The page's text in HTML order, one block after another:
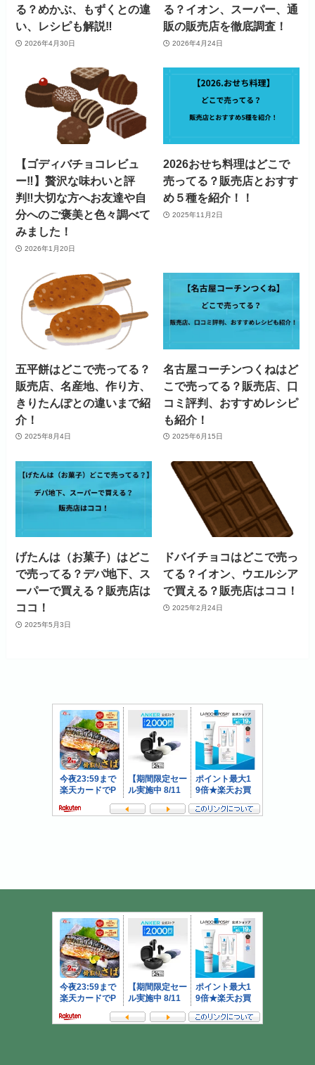
る？めかぶ、もずくとの違
い、レシピも解説‼
2026年4月30日
る？イオン、スーパー、通
販の販売店を徹底調査！
2026年4月24日
【ゴディバチョコレビュ
ー‼】贅沢な味わいと評
判‼大切な方へお友達や自
分へのご褒美と色々調べて
みました！
2026年1月20日
2026おせち料理はどこで
売ってる？販売店とおすす
め５種を紹介！！
2025年11月2日
五平餅はどこで売ってる？
販売店、名産地、作り方、
きりたんぽとの違いまで紹
介！
2025年8月4日
名古屋コーチンつくねはど
こで売ってる？販売店、口
コミ評判、おすすめレシピ
も紹介！
2025年6月15日
げたんは（お菓子）はどこ
で売ってる？デパ地下、ス
ーパーで買える？販売店は
ココ！
2025年5月3日
ドバイチョコはどこで売っ
てる？イオン、ウエルシア
で買える？販売店はココ！
2025年2月24日